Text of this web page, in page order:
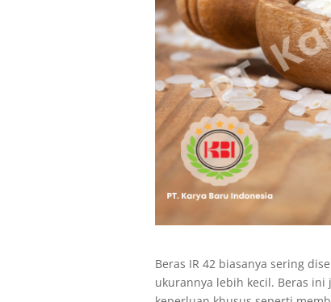
Beras IR 42 biasanya sering
ukurannya lebih kecil. Beras